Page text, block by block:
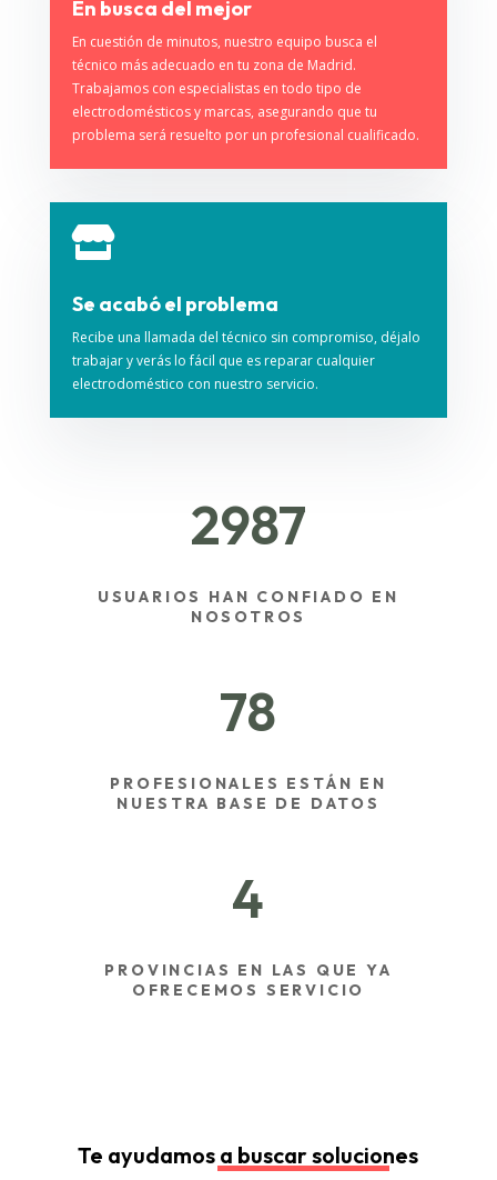
En busca del mejor
En cuestión de minutos, nuestro equipo busca el
técnico más adecuado en tu zona de Madrid.
Trabajamos con especialistas en todo tipo de
electrodomésticos y marcas, asegurando que tu
problema será resuelto por un profesional cualificado.

Se acabó el problema
Recibe una llamada del técnico sin compromiso, déjalo
trabajar y verás lo fácil que es reparar cualquier
electrodoméstico con nuestro servicio.
2987
USUARIOS HAN CONFIADO EN
NOSOTROS
78
PROFESIONALES ESTÁN EN
NUESTRA BASE DE DATOS
4
PROVINCIAS EN LAS QUE YA
OFRECEMOS SERVICIO
Te ayudamos a buscar soluciones